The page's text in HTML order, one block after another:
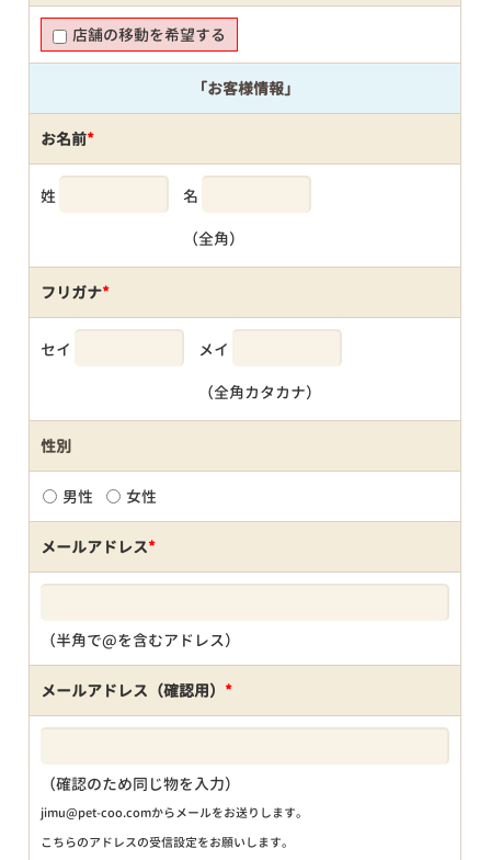
店舗の移動を希望する
「お客様情報」
お名前*
姓 名
（全角）
フリガナ*
セイ メイ
（全角カタカナ）
性別
男性 女性
メールアドレス*
（半角で@を含むアドレス）
メールアドレス（確認用） *
（確認のため同じ物を入力）
jimu@pet-coo.comからメールをお送りします。
こちらのアドレスの受信設定をお願いします。